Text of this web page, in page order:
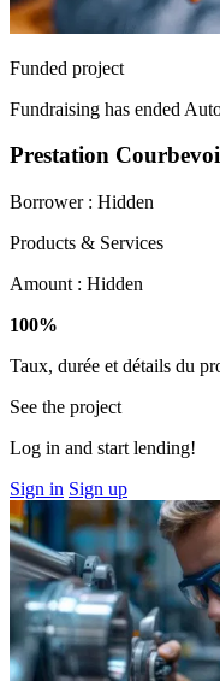
Funded project
Fundraising has ended
Prestation
Borrower : Hidden
Products & Services
Amount : Hidden
100%
Taux, durée et détails du
See the project
Log in and start lending!
Sign in Sign up